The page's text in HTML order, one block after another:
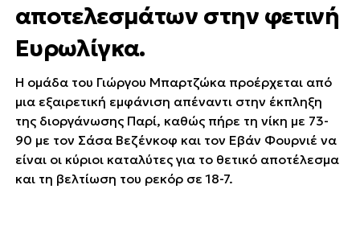
αποτελεσμάτων στην φετινή
Ευρωλίγκα.
Η ομάδα του Γιώργου Μπαρτζώκα προέρχεται από
μια εξαιρετική εμφάνιση απέναντι στην έκπληξη
της διοργάνωσης Παρί, καθώς πήρε τη νίκη με 73-
90 με τον Σάσα Βεζένκοφ και τον Εβάν Φουρνιέ να
είναι οι κύριοι καταλύτες για το θετικό αποτέλεσμα
και τη βελτίωση του ρεκόρ σε 18-7.